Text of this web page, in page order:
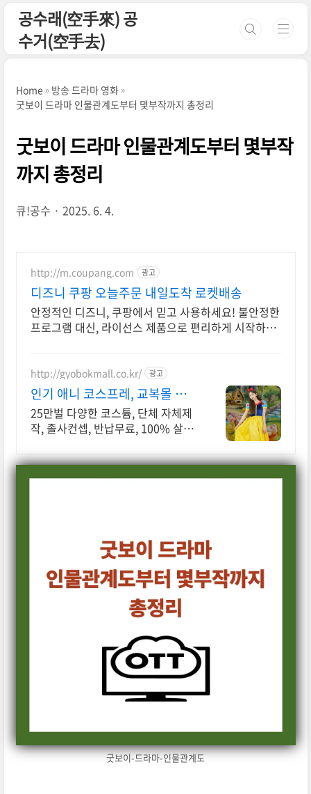
공수래(空手來) 공
수거(空手去)
Home
방송 드라마 영화
굿보이 드라마 인물관계도부터 몇부작까지 총정리
굿보이 드라마 인물관계도부터 몇부작
까지 총정리
큐!공수 2025. 6. 4.
http://m.coupang.com 광고
디즈니 쿠팡 오늘주문 내일도착 로켓배송
안정적인 디즈니, 쿠팡에서 믿고 사용하세요! 불안정한
프로그램 대신, 라이선스 제품으로 편리하게 시작하세
http://gyobokmall.co.kr/ 광고
인기 애니 코스프레, 교복몰 오
늘배송 오늘도착 택배대여
25만벌 다양한 코스튬, 단체 자체제
작, 졸사컨셉, 반납무료, 100% 살균
의상대여 25만벌 보유, 100%세탁
반납 무료
굿보이-드라마-인물관계도